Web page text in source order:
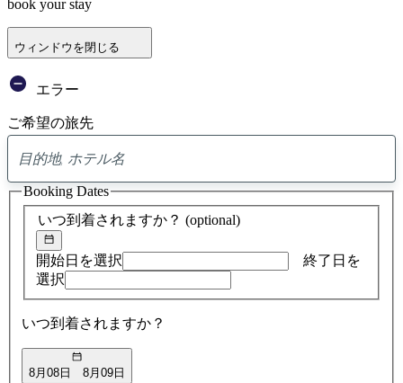
book your stay
ウィンドウを閉じる
エラー
ご希望の旅先
ア
ド
バ
イ
検
索
いつ到着されますか？ (optional)
開始日を選択
終了日を
選択
いつ到着されますか？
8月08日 8月09日
Booking Dates